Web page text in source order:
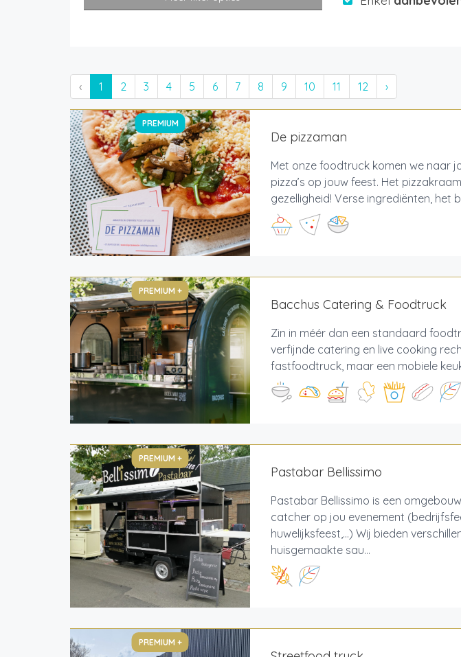
‹ 1 2 3 4 5 6 7 8 9 10 11 12 ›
PREMIUM
De pizzaman
Met onze foodtruck komen we naar
pizza’s op jouw feest. Het
gezelligheid! Verse ingrediënten, het
PREMIUM +
Bacchus Catering & Foodtruck
Zin in méér dan een standaard
verfijnde catering en live cooking
fastfoodtruck, maar een mobiele
PREMIUM +
Pastabar Bellissimo
Pastabar Bellissimo is een
catcher op jou evenement
huwelijksfeest,...) Wij bieden
huisgemaakte sau...
PREMIUM +